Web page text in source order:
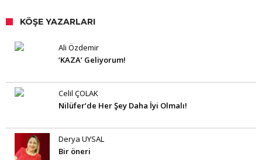
KÖŞE YAZARLARI
Ali Özdemir
‘KAZA’ Geliyorum!
Celil ÇOLAK
Nilüfer’de Her Şey Daha İyi Olmalı!
Derya UYSAL
Bir öneri